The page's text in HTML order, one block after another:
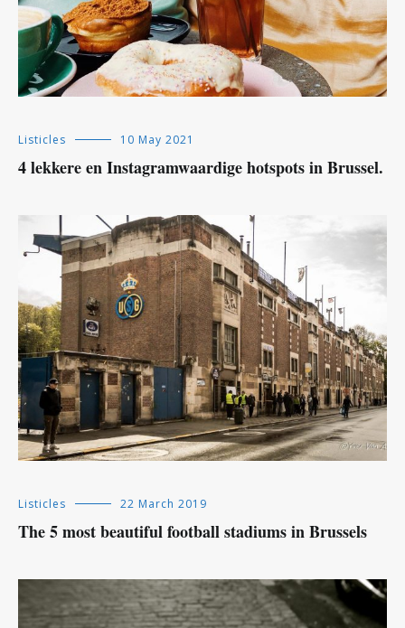
Listicles 10 May 2021
4 lekkere en Instagramwaardige hotspots in Brussel.
Listicles 22 March 2019
The 5 most beautiful football stadiums in Brussels